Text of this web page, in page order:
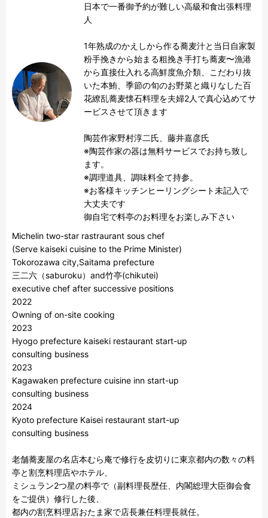
日本で一番御予約が難しい高級和食出張料理
人
1年熟成のかえしから作る蕎麦汁と当日自家製
粉手挽きから始まる粗挽き手打ち蕎麦〜漁港
から直接仕入れる高鮮度魚介類、こだわり抜
いた本鮪、季節の旬のお野菜と織りなした百
花繚乱蕎麦懐石料理を夫婦2人で真心込めてサ
ービスさせて頂きます
陶芸作家野村淳二氏、藤井嘉彦氏
※陶芸作家の器は無料サービスでお持ち致し
ます。
※調理道具、調味料全て持参。
※お客様キッチンヒーリングシート未記入で
大丈夫です
御自宅で料亭のお料理をお楽しみ下さい
Michelin two-star rastraurant sous chef
(Serve kaiseki cuisine to the Prime Minister)
Tokorozawa city,Saitama prefecture
三二六（saburoku）and竹亭(chikutei)
executive chef after successive positions
2022
Owning of on-site cooking
2023
Hyogo prefecture kaiseki restaurant start-up
consulting business
2023
Kagawaken prefecture cuisine inn start-up
consulting business
2024
Kyoto prefecture Kaisei restaurant start-up
consulting business
老舗蕎麦屋の名店本むら庵で修行を皮切りに東京都内の数々の料
亭と割烹料理店やホテル、
ミシュラン2つ星の料亭で（副料理長歴任、内閣総理大臣御会食
をご提供）修行した後、
都内の割烹料理店おたま家で店長兼任料理長就任。